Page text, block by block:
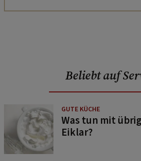
Beliebt auf
GUTE KÜCHE
Was tun mit
Eiklar?